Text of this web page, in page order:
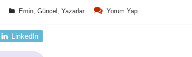
Emin, Güncel , Yazarlar
Yorum Yap
LinkedIn